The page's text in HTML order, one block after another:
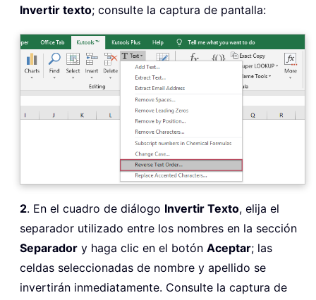
Invertir texto; consulte la captura de pantalla:
2. En el cuadro de diálogo Invertir Texto, elija el
separador utilizado entre los nombres en la sección
Separador y haga clic en el botón Aceptar; las
celdas seleccionadas de nombre y apellido se
invertirán inmediatamente. Consulte la captura de